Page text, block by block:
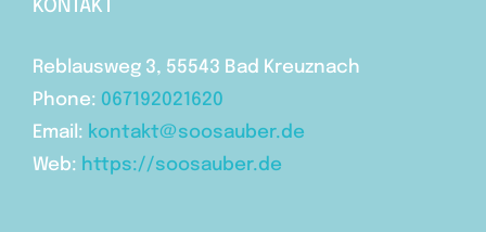
KONTAKT
Reblausweg 3, 55543 Bad Kreuznach
Phone: 067192021620
Email: kontakt@soosauber.de
Web: https://soosauber.de